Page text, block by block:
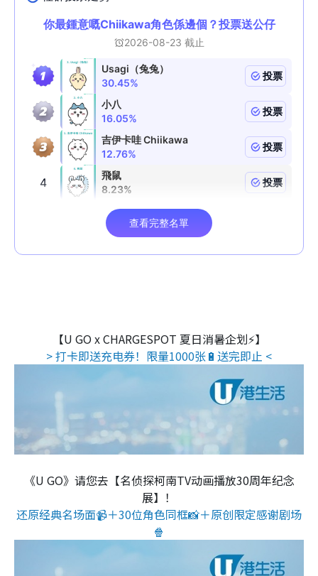
【U GO x CHARGESPOT 夏日消暑企划⚡】
> 打卡即送充电券！限量1000张🔋送完即止 <
《U GO》请您去【名侦探柯南TV动画播放30周年纪念
展】！
还原经典名场面📹＋30位角色同框📸＋原创限定感谢剧场
🍿